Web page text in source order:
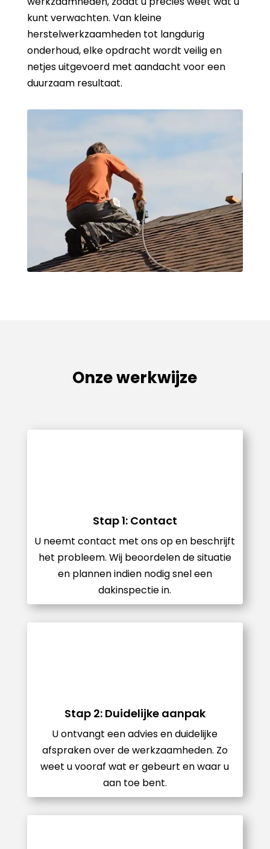
kunt verwachten. Van kleine
herstelwerkzaamheden tot langdurig
onderhoud, elke opdracht wordt veilig en
netjes uitgevoerd met aandacht voor een
duurzaam resultaat.
Onze werkwijze
Stap 1: Contact
U neemt contact met ons op en beschrijft
het probleem. Wij beoordelen de situatie
en plannen indien nodig snel een
dakinspectie in.
Stap 2: Duidelijke aanpak
U ontvangt een advies en duidelijke
afspraken over de werkzaamheden. Zo
weet u vooraf wat er gebeurt en waar u
aan toe bent.